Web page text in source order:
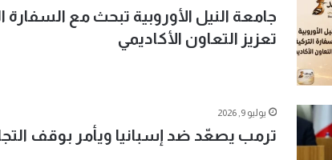
جامعة النيل الأوروبية تبحث مع السفارة
تعزيز التعاون الأكاديمي
يوليو 9, 2026
ترمب يصعّد ضد إسبانيا ويأمر بوقف